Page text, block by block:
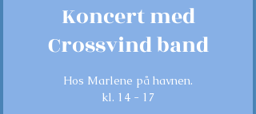
Koncert med
Crossvind band
Hos Marlene på havnen.
kl. 14 - 17